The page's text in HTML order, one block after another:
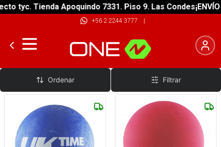
tyc. Tienda Apoquindo 7331. Piso 9. Las Condes¡ENVÍO
+56 2 2244 3777 |
Balones
Ordenar Filtrar